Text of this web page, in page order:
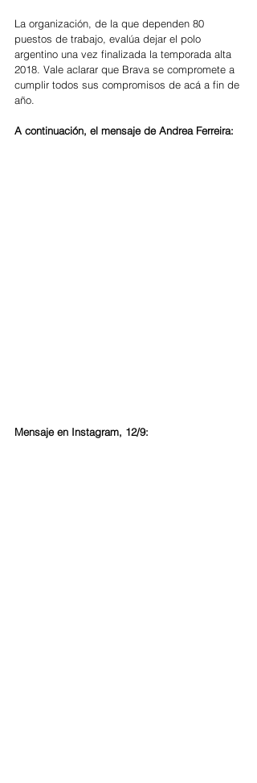
La organización, de la que dependen 80
puestos de trabajo, evalúa dejar el polo
argentino una vez finalizada la temporada alta
2018. Vale aclarar que Brava se compromete a
cumplir todos sus compromisos de acá a fin de
año.
A continuación, el mensaje de Andrea Ferreira:
Mensaje en Instagram, 12/9: